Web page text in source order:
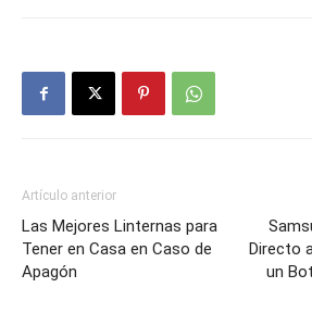
Artículo anterior
Las Mejores Linternas para
Tener en Casa en Caso de
Apagón
Directo
un